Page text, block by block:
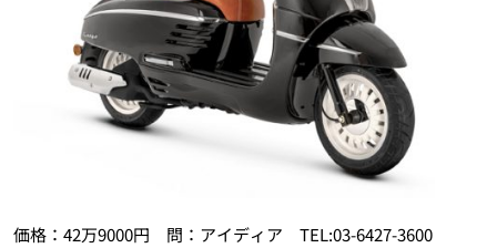
価格：42万9000円 問：アイディア TEL:03-6427-3600